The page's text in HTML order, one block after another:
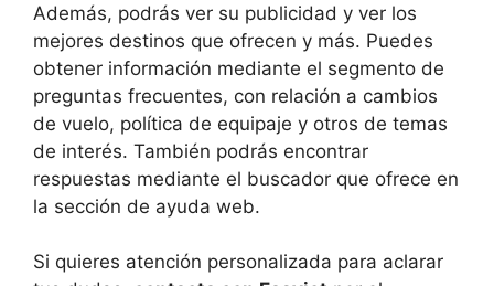
Además, podrás ver su publicidad y ver los
mejores destinos que ofrecen y más. Puedes
obtener información mediante el segmento de
preguntas frecuentes, con relación a cambios
de vuelo, política de equipaje y otros de temas
de interés. También podrás encontrar
respuestas mediante el buscador que ofrece en
la sección de ayuda web.
Si quieres atención personalizada para aclarar